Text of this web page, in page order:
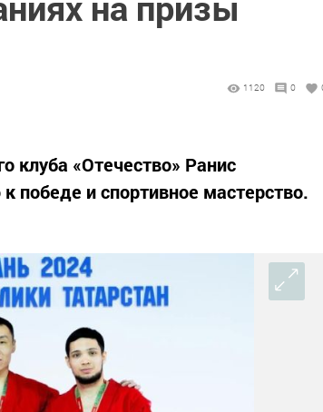
1120 0
клуба «Отечество» Ранис
победе и спортивное мастерство.